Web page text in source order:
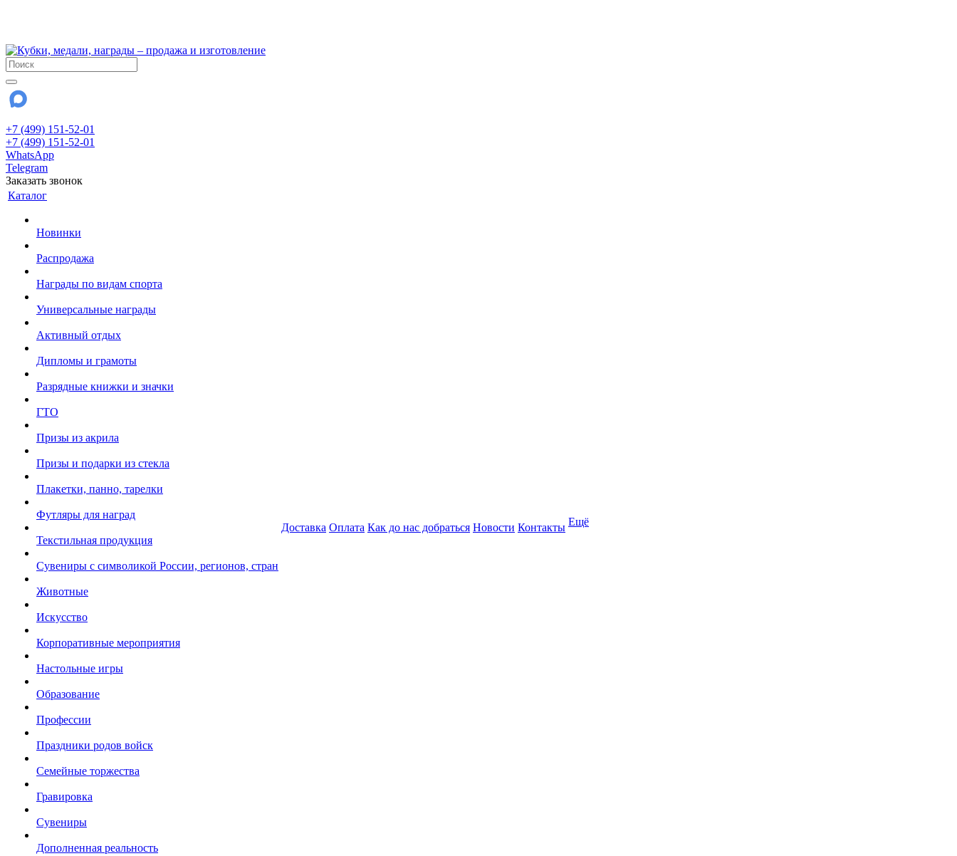
+7 (499) 151-52-01
+7 (499) 151-52-01
WhatsApp
Telegram
Заказать звонок
Каталог
Новинки
Распродажа
Награды по видам спорта
Универсальные награды
Активный отдых
Дипломы и грамоты
Разрядные книжки и значки
ГТО
Призы из акрила
Призы и подарки из стекла
Плакетки, панно, тарелки
Футляры для наград
Текстильная продукция
Сувениры с символикой России, регионов, стран
Животные
Искусство
Корпоративные мероприятия
Настольные игры
Образование
Профессии
Праздники родов войск
Семейные торжества
Гравировка
Сувениры
Дополненная реальность
Доставка Оплата Как до нас добраться Новости Контакты Ещё